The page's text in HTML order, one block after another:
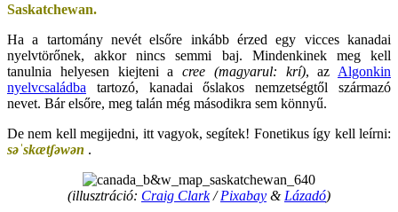
Saskatchewan.
Ha a tartomány nevét elsőre inkább érzed egy vicces kanadai
nyelvtörőnek, akkor nincs semmi baj. Mindenkinek meg kell
tanulnia helyesen kiejteni a cree (magyarul: krí), az Algonkin
nyelvcsaládba tartozó, kanadai őslakos nemzetségtől származó
nevet. Bár elsőre, meg talán még másodikra sem könnyű.
De nem kell megijedni, itt vagyok, segítek! Fonetikus így kell leírni:
səˈskætʃəwən .
(illusztráció: Craig Clark/Pixabay & Lázadó)